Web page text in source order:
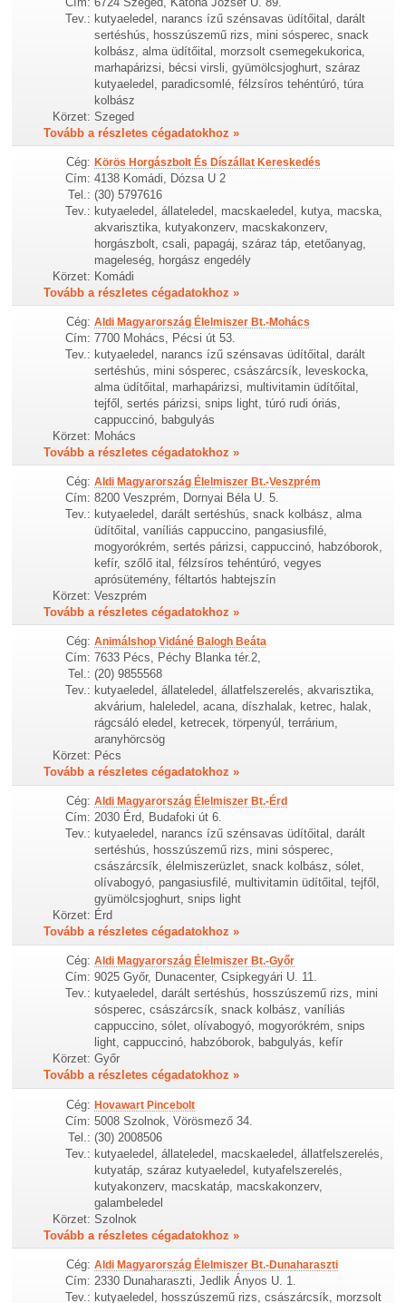
Tev.: kutyaeledel, narancs ízű szénsavas üdítőital, darált
sertéshús, hosszúszemű rizs, mini sósperec, snack
kolbász, alma üdítőital, morzsolt csemegekukorica,
marhapárizsi, bécsi virsli, gyümölcsjoghurt, száraz
kutyaeledel, paradicsomlé, félzsíros tehéntúró, túra
kolbász
Körzet: Szeged
Tovább a részletes cégadatokhoz »
Cég: Körös Horgászbolt És Díszállat Kereskedés
Cím: 4138 Komádi, Dózsa U 2
Tel.: (30) 5797616
Tev.: kutyaeledel, állateledel, macskaeledel, kutya, macska,
akvarisztika, kutyakonzerv, macskakonzerv,
horgászbolt, csali, papagáj, száraz táp, etetőanyag,
mageleség, horgász engedély
Körzet: Komádi
Tovább a részletes cégadatokhoz »
Cég: Aldi Magyarország Élelmiszer Bt.-Mohács
Cím: 7700 Mohács, Pécsi út 53.
Tev.: kutyaeledel, narancs ízű szénsavas üdítőital, darált
sertéshús, mini sósperec, császárcsík, leveskocka,
alma üdítőital, marhapárizsi, multivitamin üdítőital,
tejfől, sertés párizsi, snips light, túró rudi óriás,
cappuccinó, babgulyás
Körzet: Mohács
Tovább a részletes cégadatokhoz »
Cég: Aldi Magyarország Élelmiszer Bt.-Veszprém
Cím: 8200 Veszprém, Dornyai Béla U. 5.
Tev.: kutyaeledel, darált sertéshús, snack kolbász, alma
üdítőital, vaníliás cappuccino, pangasiusfilé,
mogyorókrém, sertés párizsi, cappuccinó, habzóborok,
kefír, szőlő ital, félzsíros tehéntúró, vegyes
aprósütemény, féltartós habtejszín
Körzet: Veszprém
Tovább a részletes cégadatokhoz »
Cég: Animálshop Vidáné Balogh Beáta
Cím: 7633 Pécs, Péchy Blanka tér.2,
Tel.: (20) 9855568
Tev.: kutyaeledel, állateledel, állatfelszerelés, akvarisztika,
akvárium, haleledel, acana, díszhalak, ketrec, halak,
rágcsáló eledel, ketrecek, törpenyúl, terrárium,
aranyhörcsög
Körzet: Pécs
Tovább a részletes cégadatokhoz »
Cég: Aldi Magyarország Élelmiszer Bt.-Érd
Cím: 2030 Érd, Budafoki út 6.
Tev.: kutyaeledel, narancs ízű szénsavas üdítőital, darált
sertéshús, hosszúszemű rizs, mini sósperec,
császárcsík, élelmiszerüzlet, snack kolbász, sólet,
olívabogyó, pangasiusfilé, multivitamin üdítőital, tejfől,
gyümölcsjoghurt, snips light
Körzet: Érd
Tovább a részletes cégadatokhoz »
Cég: Aldi Magyarország Élelmiszer Bt.-Győr
Cím: 9025 Győr, Dunacenter, Csipkegyári U. 11.
Tev.: kutyaeledel, darált sertéshús, hosszúszemű rizs, mini
sósperec, császárcsík, snack kolbász, vaníliás
cappuccino, sólet, olívabogyó, mogyorókrém, snips
light, cappuccinó, habzóborok, babgulyás, kefír
Körzet: Győr
Tovább a részletes cégadatokhoz »
Cég: Hovawart Pincebolt
Cím: 5008 Szolnok, Vörösmező 34.
Tel.: (30) 2008506
Tev.: kutyaeledel, állateledel, macskaeledel, állatfelszerelés,
kutyatáp, száraz kutyaeledel, kutyafelszerelés,
kutyakonzerv, macskatáp, macskakonzerv,
galambeledel
Körzet: Szolnok
Tovább a részletes cégadatokhoz »
Cég: Aldi Magyarország Élelmiszer Bt.-Dunaharaszti
Cím: 2330 Dunaharaszti, Jedlik Ányos U. 1.
Tev.: kutyaeledel, hosszúszemű rizs, császárcsík, morzsolt